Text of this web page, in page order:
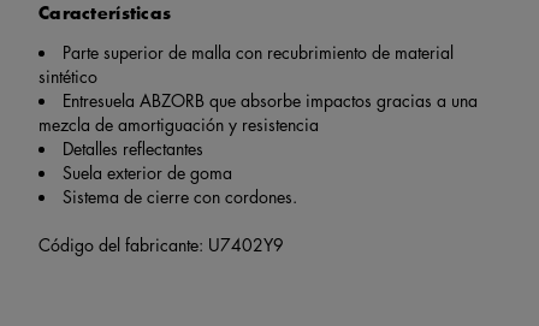
Características
Parte superior de malla con recubrimiento de material
sintético
Entresuela ABZORB que absorbe impactos gracias a una
mezcla de amortiguación y resistencia
Detalles reflectantes
Suela exterior de goma
Sistema de cierre con cordones.
Código del fabricante: U7402Y9